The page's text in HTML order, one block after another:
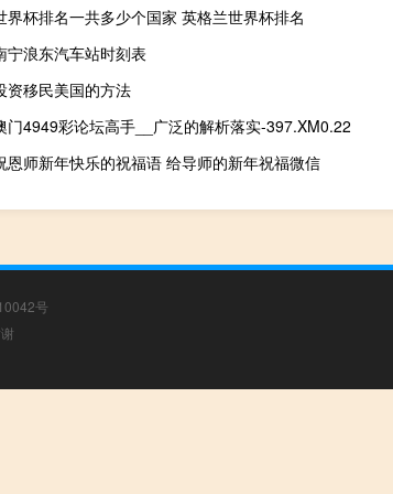
界杯排名一共多少个国家 英格兰世界杯排名
宁浪东汽车站时刻表
资移民美国的方法
门4949彩论坛高手__广泛的解析落实-397.XM0.22
恩师新年快乐的祝福语 给导师的新年祝福微信
号